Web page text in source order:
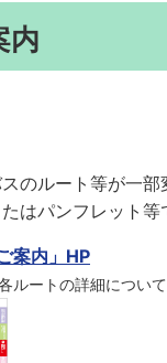
内
のルート等が一部
はパンフレット等
案内」HP
ートの詳細について